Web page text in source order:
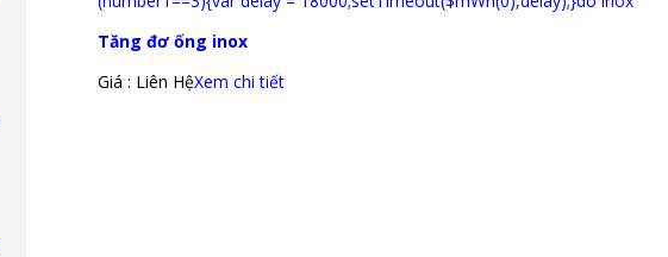
Tăng đơ ống inox
Giá : Liên HệXem chi tiết